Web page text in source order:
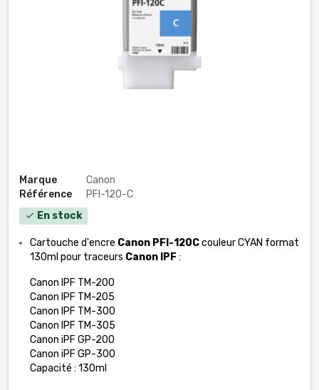
Marque
Canon
Référence
PFI-120-C
check En stock
Cartouche d'encre Canon PFI-120Ccouleur CYAN format
130ml pour traceurs Canon IPF :
Canon IPF TM-200
Canon IPF TM-205
Canon IPF TM-300
Canon IPF TM-305
Canon iPF GP-200
Canon iPF GP-300
Capacité : 130ml